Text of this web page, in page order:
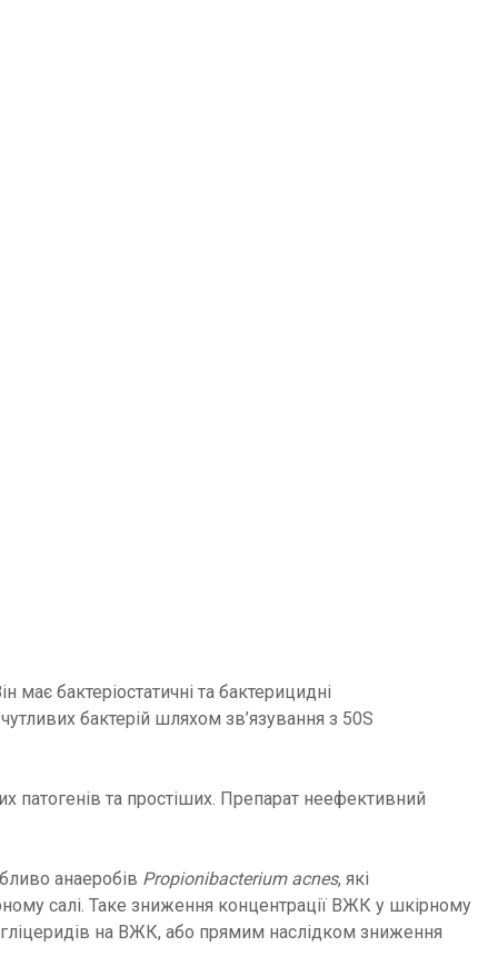
має бактеріостатичні та бактерицидні
чутливих бактерій шляхом зв’язування з 50S
патогенів та простіших. Препарат неефективний
анаеробів Propionibacterium acnes, які
салі. Таке зниження концентрації ВЖК у шкірному
на ВЖК, або прямим наслідком зниження